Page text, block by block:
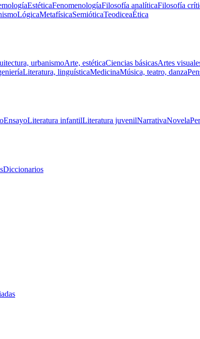
EstéticaFenomenologíaFilosofía analíticaFilosofía
LógicaMetafísicaSemióticaTeodiceaÉtica
urbanismoArte, estéticaCiencias básicasArtes
Literatura, linguísticaMedicinaMúsica, teatro, danza
EnsayoLiteratura infantilLiteratura juvenilNarrativaNovela
Diccionarios